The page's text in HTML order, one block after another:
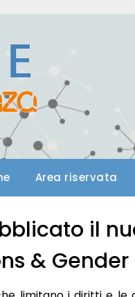
Area riservata
il
& Gender